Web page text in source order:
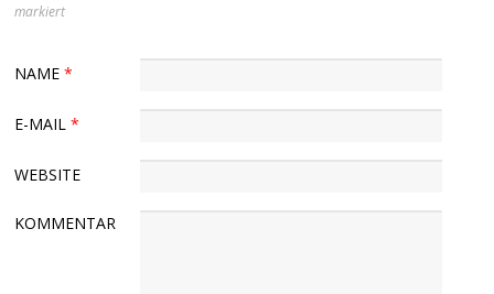
markiert
NAME*
E-MAIL*
WEBSITE
KOMMENTAR